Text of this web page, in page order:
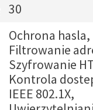
30
Ochrona hasla,
Filtrowanie
Szyfrowanie
Kontrola
IEEE 802.1X,